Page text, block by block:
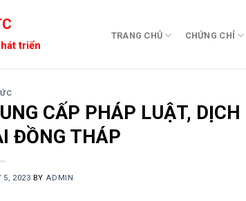
triển
TRANG CHỦ CHỨNG CHỈ
CẤP PHÁP LUẬT, DỊCH
ĐỒNG THÁP
5, 2023 BY ADMIN